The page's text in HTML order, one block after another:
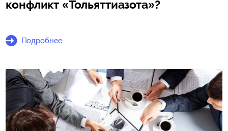
конфликт «Тольяттиазота»?
Подробнее